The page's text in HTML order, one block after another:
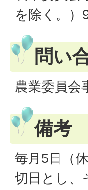
を除く。）
問い
農業委員会
備考
毎月5日（
切日とし、